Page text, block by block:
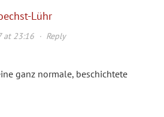
Lühr
at 23:16· Reply
ganz normale, beschichtete